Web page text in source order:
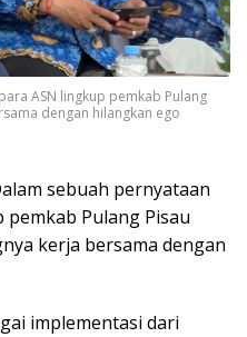
ASN lingkup pemkab Pulang
dengan hilangkan ego
sebuah pernyataan
Pulang Pisau
kerja bersama dengan
implementasi dari